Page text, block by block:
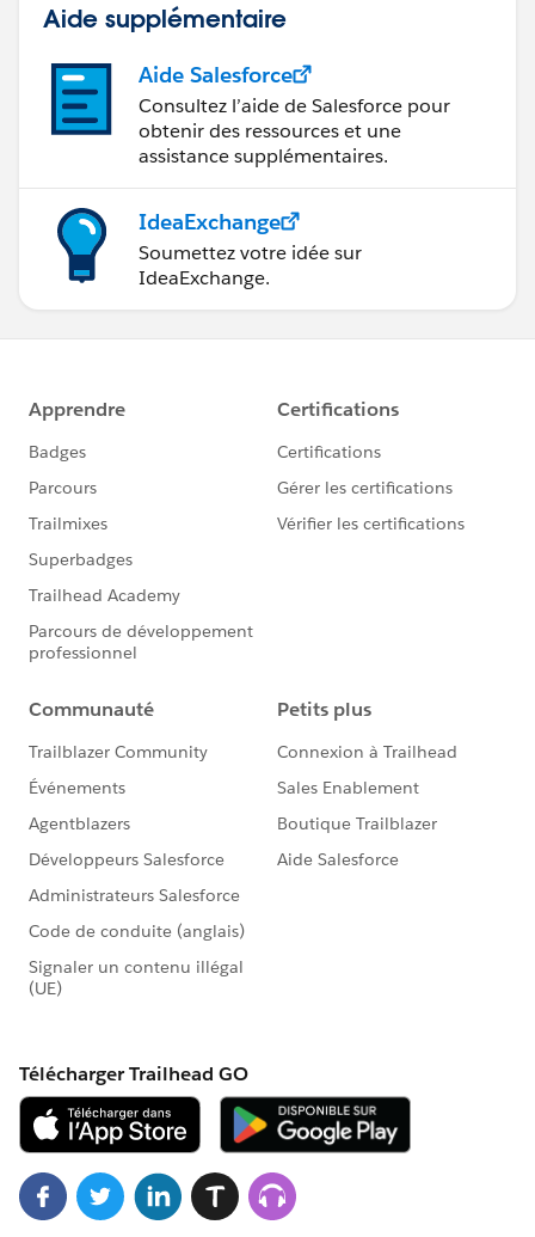
Aide supplémentaire
Aide Salesforce
Consultez l’aide de Salesforce pour
obtenir des ressources et une
assistance supplémentaires.
IdeaExchange
Soumettez votre idée sur
IdeaExchange.